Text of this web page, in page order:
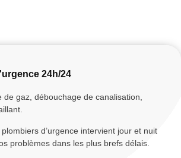
24h/24
de gaz, débouchage de canalisation,
d’urgence intervient jour et nuit
problèmes dans les plus brefs délais.